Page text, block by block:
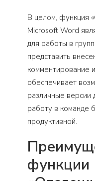
В целом, функция
Microsoft Word
для работы в
представить
комментирование
обеспечивает
различные версии
работу в команде
продуктивной.
функции